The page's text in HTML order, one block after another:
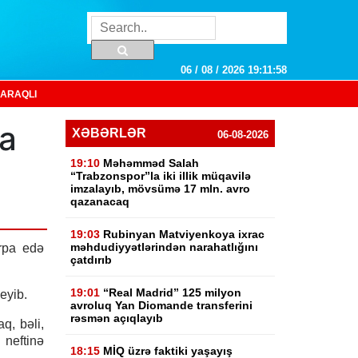
06 / 08 / 2026 19:11:59
edə
bəli,
XƏBƏRLƏR 06-08-2026
19:10 Məhəmməd Salah
“Trabzonspor”la iki illik müqavilə
imzalayıb, mövsümə 17 mln. avro
qazanacaq
19:03 Rubinyan Matviyenkoya ixrac
məhdudiyyətlərindən narahatlığını
çatdırıb
19:01 “Real Madrid” 125 milyon
avroluq Yan Diomande transferini
rəsmən açıqlayıb
18:15 MİQ üzrə faktiki yaşayış